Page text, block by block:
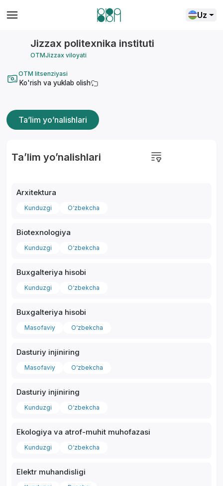
Uz
Jizzax politexnika instituti
OTMJizzax viloyati
OTM litsenziyasi
Ko'rish va yuklab olish
Ta’lim yo’nalishlari
Ta’lim yo’nalishlari
Arxitektura
Kunduzgi O‘zbekcha
Biotexnologiya
Kunduzgi O‘zbekcha
Buxgalteriya hisobi
Kunduzgi O‘zbekcha
Buxgalteriya hisobi
Masofaviy O‘zbekcha
Dasturiy injiniring
Masofaviy O‘zbekcha
Dasturiy injiniring
Kunduzgi O‘zbekcha
Ekologiya va atrof-muhit muhofazasi
Kunduzgi O‘zbekcha
Elektr muhandisligi